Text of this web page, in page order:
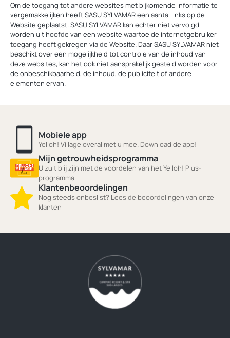
Om de toegang tot andere websites met bijkomende informatie te
vergemakkelijken heeft SASU SYLVAMAR een aantal links op de
Website geplaatst. SASU SYLVAMAR kan echter niet vervolgd
worden uit hoofde van een website waartoe de internetgebruiker
toegang heeft gekregen via de Website. Daar SASU SYLVAMAR niet
beschikt over een mogelijkheid tot controle van de inhoud van
deze websites, kan het ook niet aansprakelijk gesteld worden voor
de onbeschikbaarheid, de inhoud, de publiciteit of andere
elementen ervan.
Mobiele app
Yelloh! Village overal met u mee. Download de app!
Mijn getrouwheidsprogramma
U zult blij zijn met de voordelen van het Yelloh! Plus-
programma
Klantenbeoordelingen
Nog steeds onbeslist? Lees de beoordelingen van onze
klanten